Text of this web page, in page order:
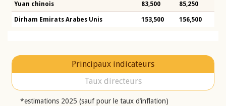
Yuan chinois 83,500 85,250
Dirham Emirats Arabes Unis 153,500 156,500
Principaux indicateurs
Taux directeurs
*estimations 2025 (sauf pour le taux d’inflation)